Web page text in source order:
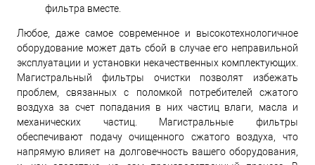
фильтра вместе.
Любое, даже самое современное и высокотехнологичное
оборудование может дать сбой в случае его неправильной
эксплуатации и установки некачественных комплектующих.
Магистральный фильтры очистки позволят избежать
проблем, связанных с поломкой потребителей сжатого
воздуха за счет попадания в них частиц влаги, масла и
механических частиц. Магистральные фильтры
обеспечивают подачу очищенного сжатого воздуха, что
напрямую влияет на долговечность вашего оборудования,